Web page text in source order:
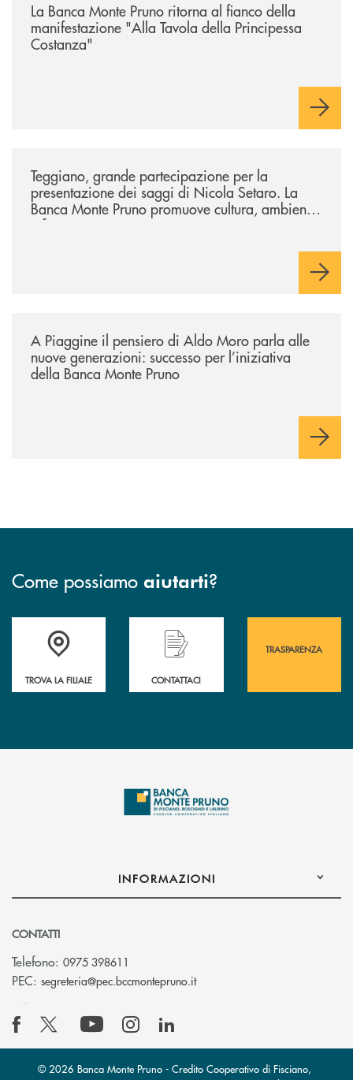
La Banca Monte Pruno ritorna al fianco della
manifestazione "Alla Tavola della Principessa
Costanza"
Teggiano, grande partecipazione per la
presentazione dei saggi di Nicola Setaro. La
Banca Monte Pruno promuove cultura, ambiente
e futuro
A Piaggine il pensiero di Aldo Moro parla alle
nuove generazioni: successo per l’iniziativa
della Banca Monte Pruno
Come possiamo aiutarti?
Accedi all' elenco completo&nbsp; delle&nbsp; filiali&nbsp; di Banca
TROVA LA FILIALE
Hai bisogno di assistenza immediata?
CONTATTACI
TRASPARENZA
INFORMAZIONI
CONTATTI
Telefono: 0975 398611
PEC: segreteria@pec.bccmontepruno.it(si apre l’app di posta
© 2026 Banca Monte Pruno - Credito Cooperativo di Fisciano,